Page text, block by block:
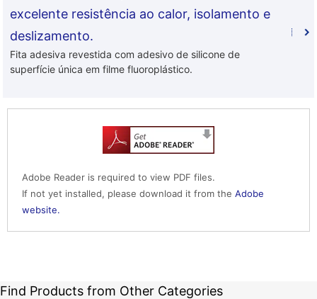
excelente resistência ao calor, isolamento e
deslizamento.
Fita adesiva revestida com adesivo de silicone de
superfície única em filme fluoroplástico.
Adobe Reader is required to view PDF files.
If not yet installed, please download it from the Adobe
website.
Find Products from Other Categories